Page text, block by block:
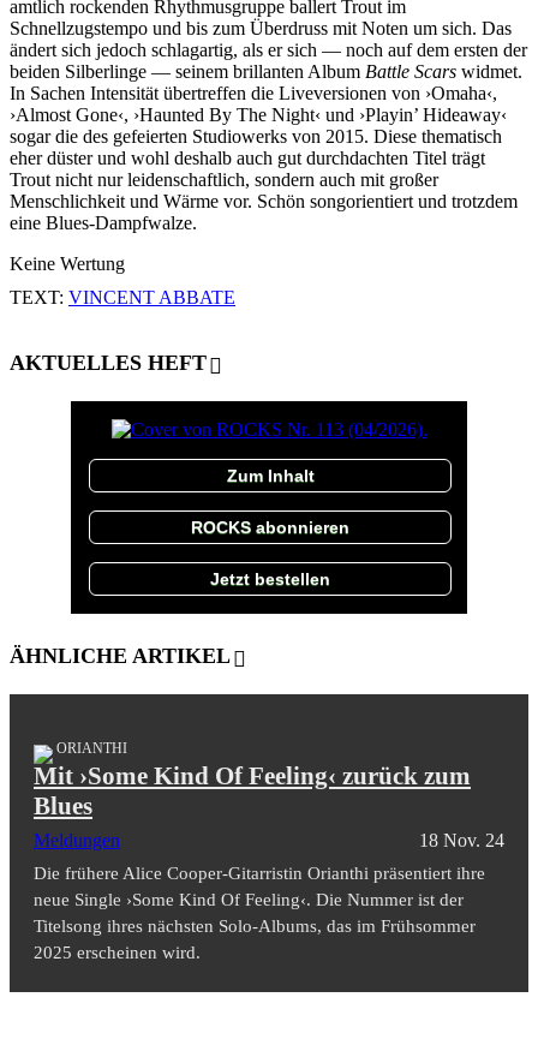
amtlich rockenden Rhythmusgruppe ballert Trout im
Schnellzugstempo und bis zum Überdruss mit Noten um sich. Das
ändert sich jedoch schlagartig, als er sich — noch auf dem ersten der
beiden Silberlinge — seinem brillanten Album Battle Scars widmet.
In Sachen Intensität übertreffen die Liveversionen von ›Omaha‹,
›Almost Gone‹, ›Haunted By The Night‹ und ›Playin’ Hideaway‹
sogar die des gefeierten Studiowerks von 2015. Diese thematisch
eher düster und wohl deshalb auch gut durchdachten Titel trägt
Trout nicht nur leidenschaftlich, sondern auch mit großer
Menschlichkeit und Wärme vor. Schön songorientiert und trotzdem
eine Blues-Dampfwalze.
Keine Wertung
TEXT: VINCENT ABBATE
AKTUELLES HEFT
Zum Inhalt
ROCKS abonnieren
Jetzt bestellen
ÄHNLICHE ARTIKEL
ORIANTHI
Mit ›Some Kind Of Feeling‹ zurück zum
Blues
Meldungen 18 Nov. 24
Die frühere Alice Cooper-Gitarristin Orianthi präsentiert ihre
neue Single ›Some Kind Of Feeling‹. Die Nummer ist der
Titelsong ihres nächsten Solo-Albums, das im Frühsommer
2025 erscheinen wird.